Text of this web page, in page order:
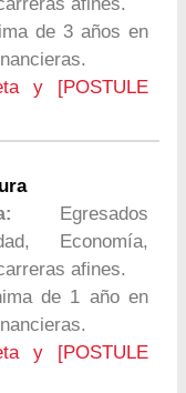
de 3 años en
y [POSTULE
Egresados
Economía,
afines.
de 1 año en
y [POSTULE